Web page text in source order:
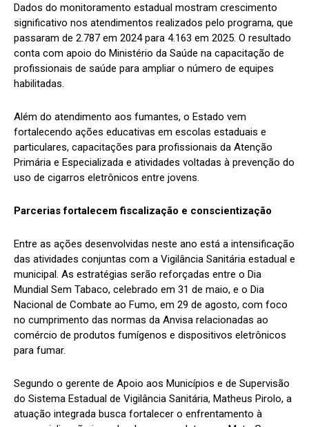
Dados do monitoramento estadual mostram crescimento
significativo nos atendimentos realizados pelo programa, que
passaram de 2.787 em 2024 para 4.163 em 2025. O resultado
conta com apoio do Ministério da Saúde na capacitação de
profissionais de saúde para ampliar o número de equipes
habilitadas.
Além do atendimento aos fumantes, o Estado vem
fortalecendo ações educativas em escolas estaduais e
particulares, capacitações para profissionais da Atenção
Primária e Especializada e atividades voltadas à prevenção do
uso de cigarros eletrônicos entre jovens.
Parcerias fortalecem fiscalização e conscientização
Entre as ações desenvolvidas neste ano está a intensificação
das atividades conjuntas com a Vigilância Sanitária estadual e
municipal. As estratégias serão reforçadas entre o Dia
Mundial Sem Tabaco, celebrado em 31 de maio, e o Dia
Nacional de Combate ao Fumo, em 29 de agosto, com foco
no cumprimento das normas da Anvisa relacionadas ao
comércio de produtos fumígenos e dispositivos eletrônicos
para fumar.
Segundo o gerente de Apoio aos Municípios e de Supervisão
do Sistema Estadual de Vigilância Sanitária, Matheus Pirolo, a
atuação integrada busca fortalecer o enfrentamento à